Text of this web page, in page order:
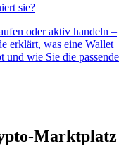
sie?
oder aktiv handeln –
erklärt, was eine Wallet
wie Sie die passende
Marktplatz